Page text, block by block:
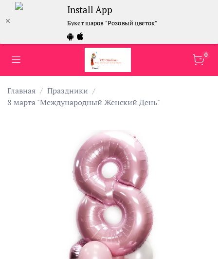
Install App
Букет шаров "Розовый цветок"
0
Главная
Праздники
8 марта "Международный Женский День"